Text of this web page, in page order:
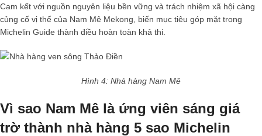
Cam kết với nguồn nguyên liệu bền vững và trách nhiệm xã hội càng
củng cố vị thế của Nam Mê Mekong, biến mục tiêu góp mặt trong
Michelin Guide thành điều hoàn toàn khả thi.
Hình 4: Nhà hàng Nam Mê
Vì sao Nam Mê là ứng viên sáng giá
trờ thành nhà hàng 5 sao Michelin